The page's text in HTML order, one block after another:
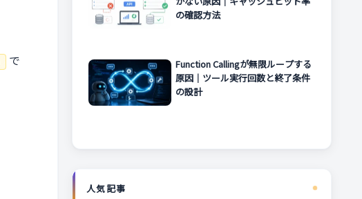
で
の確認方法
Function Callingが無限ループする
原因｜ツール実行回数と終了条件
の設計
人気記事